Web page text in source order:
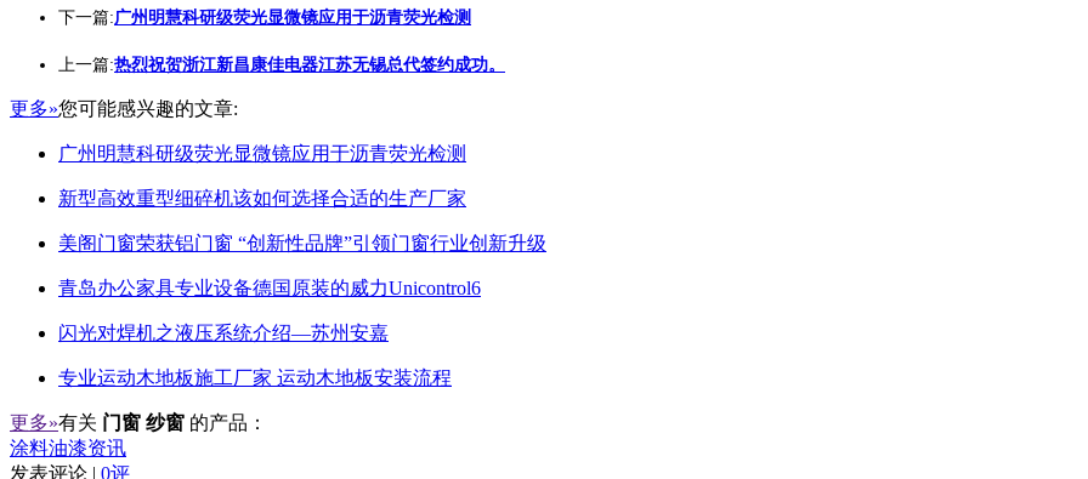
下一篇:广州明慧科研级荧光显微镜应用于沥青荧光检测
上一篇:热烈祝贺浙江新昌康佳电器江苏无锡总代签约成功。
更多»您可能感兴趣的文章:
广州明慧科研级荧光显微镜应用于沥青荧光检测
新型高效重型细碎机该如何选择合适的生产厂家
美阁门窗荣获铝门窗 “创新性品牌”引领门窗行业创新升级
青岛办公家具专业设备德国原装的威力Unicontrol6
闪光对焊机之液压系统介绍—苏州安嘉
专业运动木地板施工厂家 运动木地板安装流程
更多»有关 门窗 纱窗 的产品：
涂料油漆资讯
发表评论 | 0评